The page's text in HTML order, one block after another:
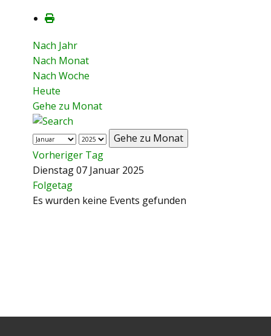
Nach Jahr
Nach Monat
Nach Woche
Heute
Gehe zu Monat
Gehe zu Monat
Vorheriger Tag
Dienstag 07 Januar 2025
Folgetag
Es wurden keine Events gefunden